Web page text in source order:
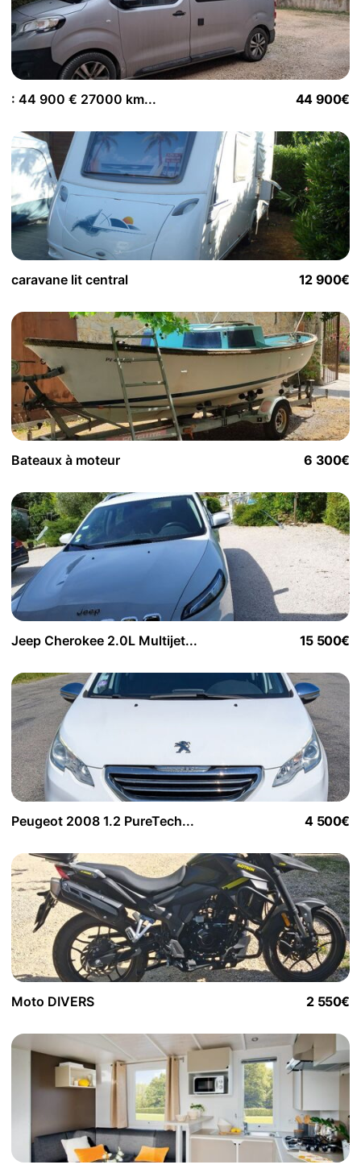
: 44 900 € 27000 km... 44 900€
caravane lit central 12 900€
Bateaux à moteur 6 300€
Jeep Cherokee 2.0L Multijet... 15 500€
Peugeot 2008 1.2 PureTech... 4 500€
Moto DIVERS 2 550€